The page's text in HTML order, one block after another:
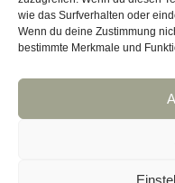
wie das Surfverhalten oder
Wenn du deine Zustimmung
bestimmte Merkmale und
Travel